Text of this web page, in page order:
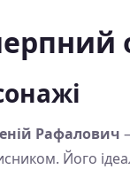
Рафалович
Його